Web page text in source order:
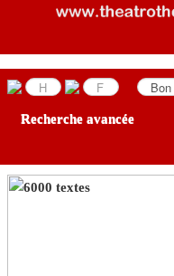
LES ANNONCES
Recherche avancée